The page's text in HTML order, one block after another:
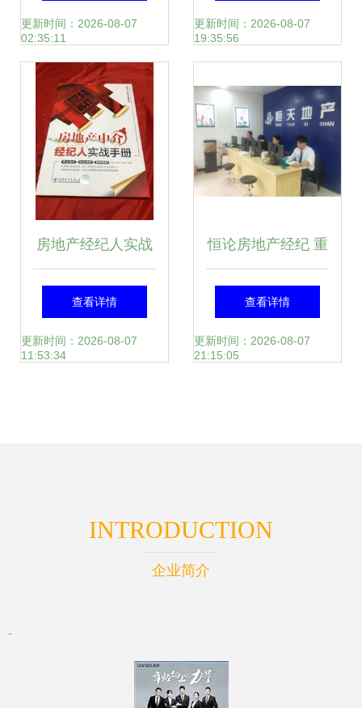
径——四川省房地
产供应链协会走进
三菱重工海尔
更新时间：2026-08-07
02:35:11
与价值
更新时间：2026-08-07
19:35:56
房地产经纪人实战
手册 从入门到精通
的经纪心法
查看详情
更新时间：2026-08-07
11:53:34
恒论房地产经纪 重
塑交易信任的行业
之路
查看详情
更新时间：2026-08-07
21:15:05
INTRODUCTION
企业简介
-